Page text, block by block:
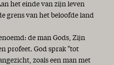
het einde van zijn leven
grens van het beloofde land
de man Gods, Zijn
profeet. God sprak "tot
zoals een man met